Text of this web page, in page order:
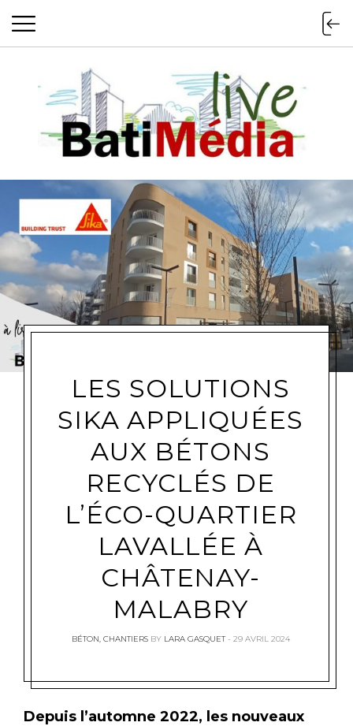
Batimedialive
LES SOLUTIONS
SIKA APPLIQUÉES
AUX BÉTONS
RECYCLÉS DE
L’ÉCO-QUARTIER
LAVALLÉE À
CHÂTENAY-
MALABRY
BÉTON, CHANTIERS BY LARA GASQUET 29 AVRIL 2024
Depuis l’automne 2022, les nouveaux